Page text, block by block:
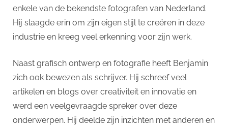
enkele van de bekendste fotografen van Nederland.
Hij slaagde erin om zijn eigen stijl te creëren in deze
industrie en kreeg veel erkenning voor zijn werk.
Naast grafisch ontwerp en fotografie heeft Benjamin
zich ook bewezen als schrijver. Hij schreef veel
artikelen en blogs over creativiteit en innovatie en
werd een veelgevraagde spreker over deze
onderwerpen. Hij deelde zijn inzichten met anderen en